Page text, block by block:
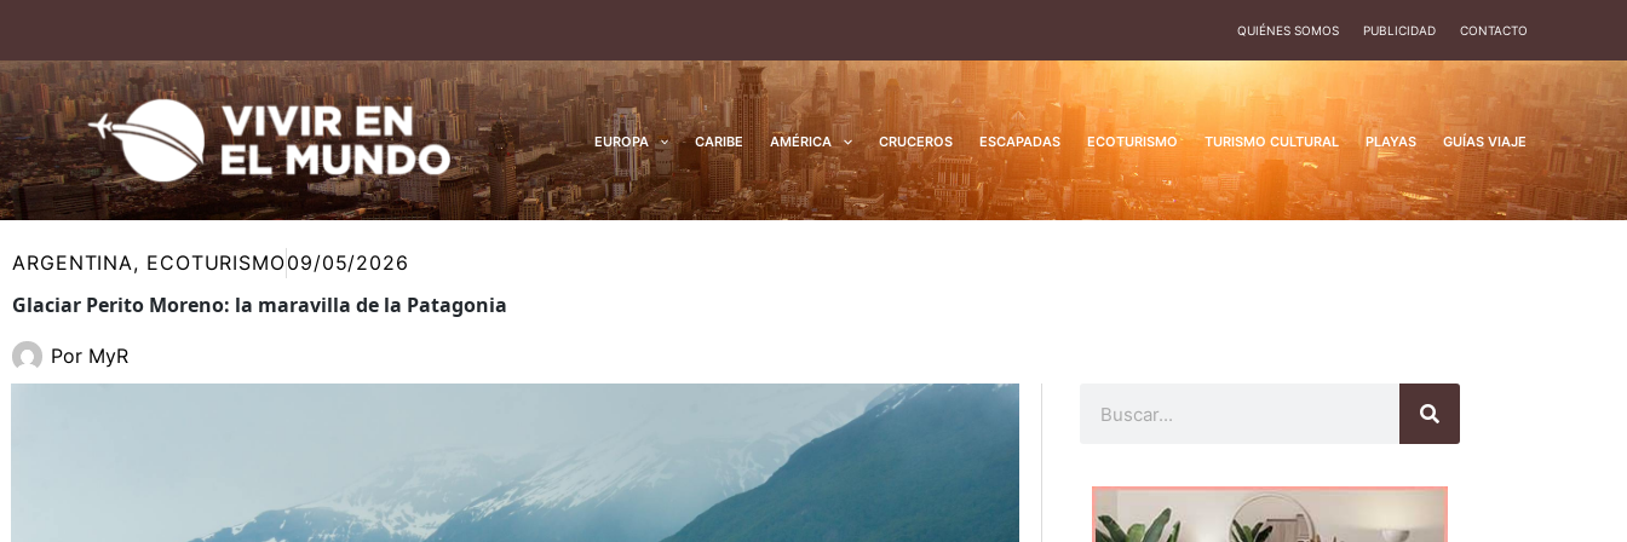
contenido
QUIÉNES SOMOS PUBLICIDAD CONTACTO
EUROPA CARIBE AMÉRICA CRUCEROS ESCAPADAS ECOTURISMO TURISMO CULTURAL PLAYAS GUÍAS VIAJE
ARGENTINA, ECOTURISMO09/05/2026
Glaciar Perito Moreno: la maravilla de la Patagonia
Por MyR